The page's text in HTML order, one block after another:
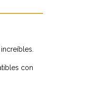
con